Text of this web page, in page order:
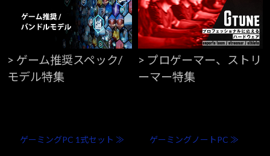
> ゲーム推奨スペック/
モデル特集
> プロゲーマー、ストリ
ーマー特集
ゲーミングPC 1式セット ≫ ゲーミングノートPC ≫